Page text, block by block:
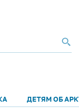
ДЕТЯМ ОБ